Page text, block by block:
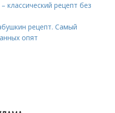
классический рецепт без
рецепт. Самый
опят